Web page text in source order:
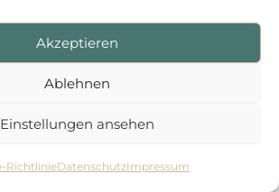
Akzeptieren
Ablehnen
Einstellungen ansehen
RichtlinieDatenschutzImpressum
|DATENSCHUTZ